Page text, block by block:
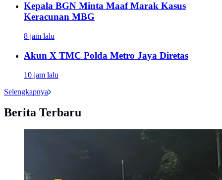
Kepala BGN Minta Maaf Marak Kasus
Keracunan MBG
8 jam lalu
Akun X TMC Polda Metro Jaya Diretas
10 jam lalu
Selengkapnya
Berita Terbaru